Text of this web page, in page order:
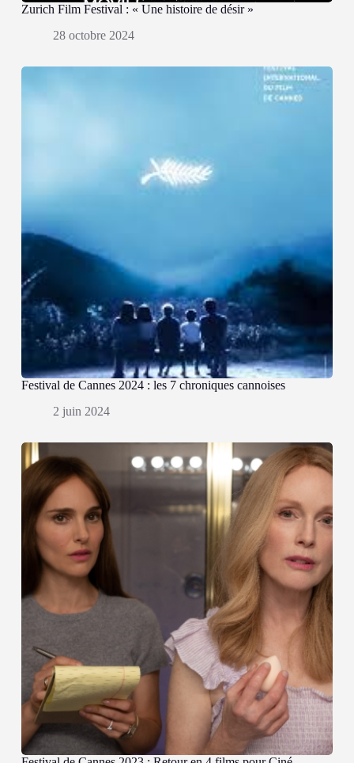
Zurich Film Festival : « Une histoire de désir »
28 octobre 2024
Festival de Cannes 2024 : les 7 chroniques cannoises
2 juin 2024